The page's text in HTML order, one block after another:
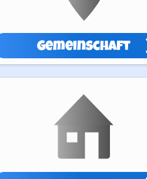
Gemeinschaft